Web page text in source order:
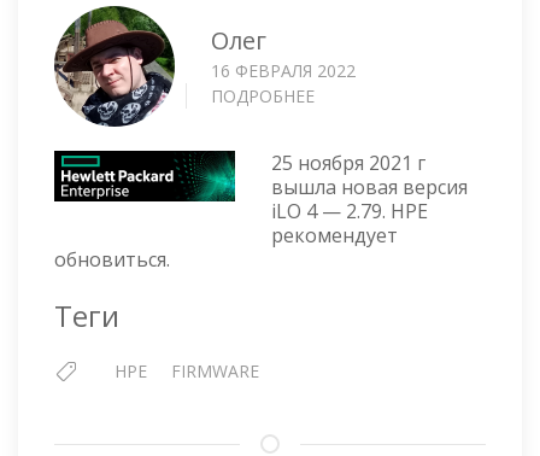
Олег
16 ФЕВРАЛЯ 2022
ПОДРОБНЕЕ
V
2.79
ОТ
25
25 ноября 2021 г
вышла новая версия
iLO 4 — 2.79. HPE
рекомендует
обновиться.
Теги
HPE FIRMWARE